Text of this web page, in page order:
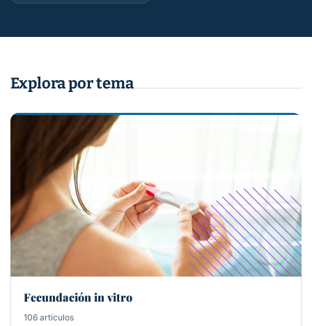
Explora por tema
Fecundación in vitro
106 artículos